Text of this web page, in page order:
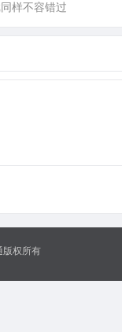
样不容错过
权所有